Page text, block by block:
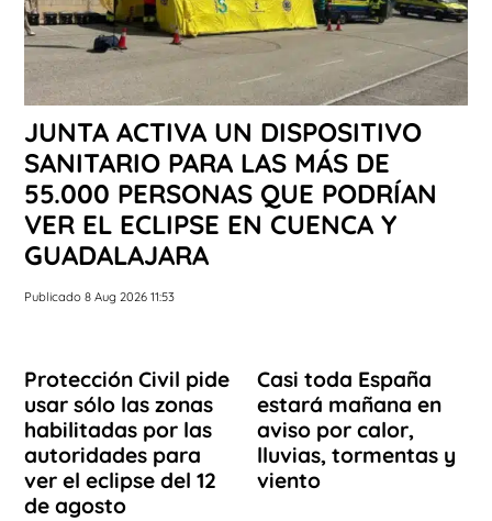
JUNTA ACTIVA UN DISPOSITIVO
SANITARIO PARA LAS MÁS DE
55.000 PERSONAS QUE PODRÍAN
VER EL ECLIPSE EN CUENCA Y
GUADALAJARA
Publicado 8 Aug 2026 11:53
Protección Civil pide
usar sólo las zonas
habilitadas por las
autoridades para
ver el eclipse del 12
de agosto
Casi toda España
estará mañana en
aviso por calor,
lluvias, tormentas y
viento